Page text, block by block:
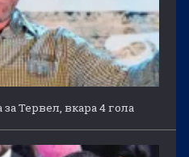
Тервел, вкара 4 гола